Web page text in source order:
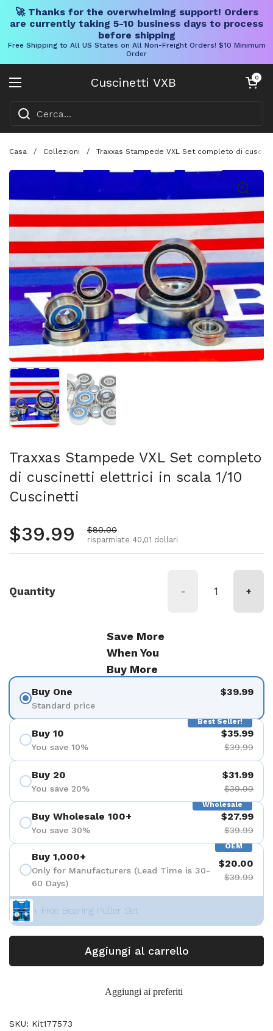
🚀 Thanks for the overwhelming support! Orders
are currently taking 5-10 business days to process
before shipping
Free Shipping to All US States on All Non-Freight Orders! $10 Minimum
Order
Cuscinetti VXB
Aprire il menu
Carrello
0
Casa / Collezioni / Traxxas Stampede VXL Set completo di
Mostra diapositiva 1Mostra diapositiva 2
Traxxas Stampede VXL Set completo
di cuscinetti elettrici in scala 1/10
Cuscinetti
Prezzo normale
$39.99 Prezzo di vendita
$80.00
risparmiate 40,01 dollari
Quantity - +
Save More
When You
Buy More
Buy One
Standard price
$39.99
Best Seller!
Buy 10
You save 10%
$35.99
$39.99
Buy 20
You save 20%
$31.99
$39.99
Wholesale
Buy Wholesale 100+
You save 30%
$27.99
$39.99
OEM
Buy 1,000+
Only for Manufacturers (Lead Time is 30-
60 Days)
$20.00
$39.99
+ Free Bearing Puller Set
Aggiungi al carrello
Aggiungi ai preferiti
SKU: Kit177573